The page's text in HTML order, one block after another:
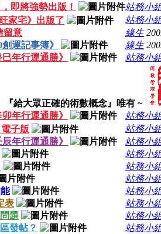
即將強勢出版！ 站務小
家宅》出版了 站務小
留意 緣生
運記事簿》
緣生
年行運通勝》
站務小
『給大眾正確的術數概念』唯有 ~
年行運通勝》
站務小
子版
站務小
年行運通勝》
站務小
站務小
站務小
站務小
站務小
表
站務小
題
站務小
發帖？
站務小